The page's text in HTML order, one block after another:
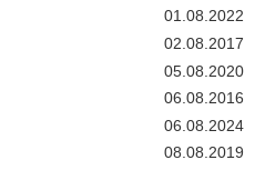
01.08.2022
02.08.2017
05.08.2020
06.08.2016
06.08.2024
08.08.2019